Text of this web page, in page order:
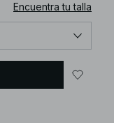
Encuentra tu talla